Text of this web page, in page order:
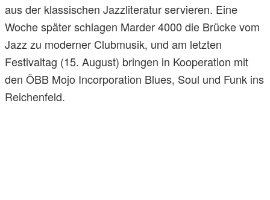
aus der klassischen Jazzliteratur servieren. Eine
Woche später schlagen Marder 4000 die Brücke vom
Jazz zu moderner Clubmusik, und am letzten
Festivaltag (15. August) bringen in Kooperation mit
den ÖBB Mojo Incorporation Blues, Soul und Funk ins
Reichenfeld.